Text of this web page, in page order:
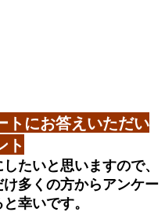
トにお答えいただい
ト
たいと思いますので、
多くの方からアンケー
幸いです。